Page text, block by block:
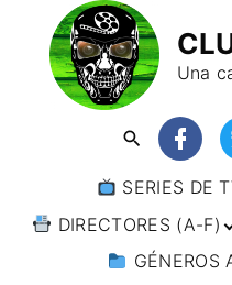
Una
SERIES DE
DIRECTORES (A-F)
DIRECTORES (F-L)
GÉNEROS